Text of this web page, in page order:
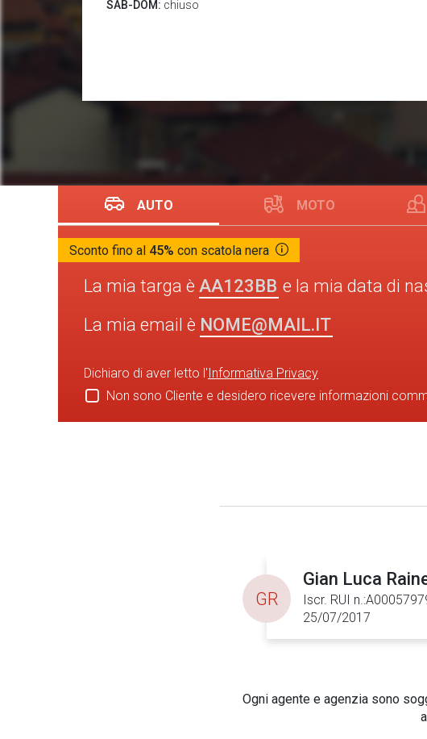
SAB-DOM: chiuso
AUTO MOTO
Sconto fino al 45% con scatola nera
La mia targa è e la mia data di
La mia email è
Dichiaro di aver letto l'Informativa Privacy
Non sono Cliente e desidero ricevere informazioni
Gian Luca
Iscr. RUI
25/07/2017
GR
Ogni agente e agenzia sono